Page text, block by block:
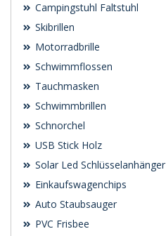
Campingstuhl Faltstuhl
Skibrillen
Motorradbrille
Schwimmflossen
Tauchmasken
Schwimmbrillen
Schnorchel
USB Stick Holz
Solar Led Schlüsselanhänger
Einkaufswagenchips
Auto Staubsauger
PVC Frisbee